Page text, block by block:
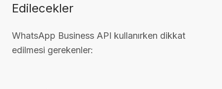
Edilecekler
WhatsApp Business API kullanırken dikkat
edilmesi gerekenler: